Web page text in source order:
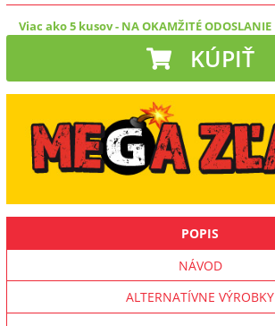
Viac ako 5 kusov- NA OKAMŽITÉ ODOSLANIE
KÚPIŤ
POPIS
NÁVOD
ALTERNATÍVNE VÝROBKY